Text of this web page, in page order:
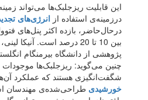
این قابلیت ریزجلبک‌ها می‌تواند
درزمینه‌ی استفاده از انرژی‌های
در‌حال‌حاضر، بازده اکثر پنل‌های
بین 10 تا 20 درصد است.
پژوهشی از دانشگاه بیرمنگام
چنین می‌گوید: ریزجلبک‌ها
شگفت‌انگیزی هستند که عملکرد آن‌ها
خورشیدی طراحی‌شده‌ی مهندسان